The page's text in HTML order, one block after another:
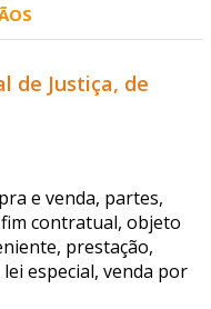
de Justiça, de
e venda, partes,
contratual, objeto
prestação,
especial, venda por